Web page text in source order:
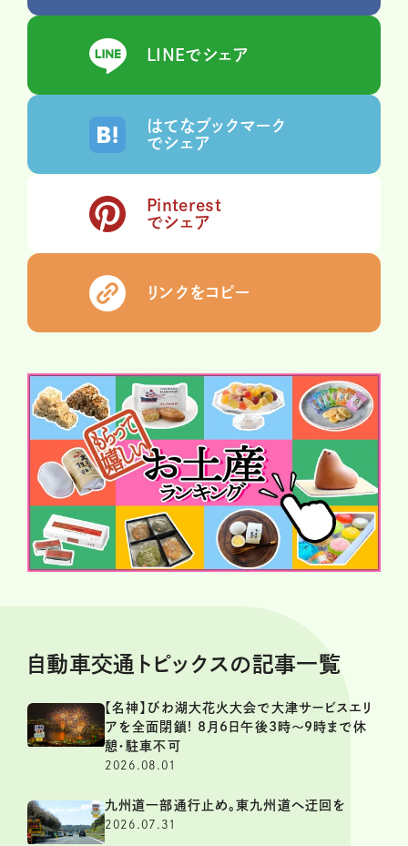
LINEでシェア
はてなブックマーク
でシェア
Pinterest
でシェア
リンクをコピー
自動車交通トピックスの記事一覧
【名神】びわ湖大花火大会で大津サービスエリ
アを全面閉鎖! 8月6日午後3時～9時まで休
憩・駐車不可
2026.08.01
九州道一部通行止め。東九州道へ迂回を
2026.07.31